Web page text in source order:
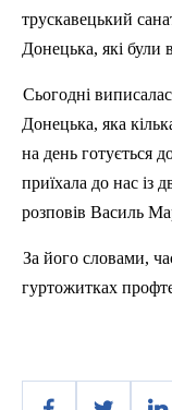
трускавецький
Донецька, які були в
Сьогодні
Донецька, яка
на день готується
приїхала до нас із
розповів Василь
За його словами,
гуртожитках